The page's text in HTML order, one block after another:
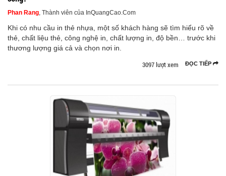
Phan Rang, Thành viên của InQuangCao.Com
Khi có nhu cầu in thẻ nhựa, một số khách hàng sẽ tìm hiểu rõ về
thẻ, chất liệu thẻ, công nghệ in, chất lượng in, độ bền… trước khi
thương lượng giá cả và chọn nơi in.
ĐỌC TIẾP
3097 lượt xem